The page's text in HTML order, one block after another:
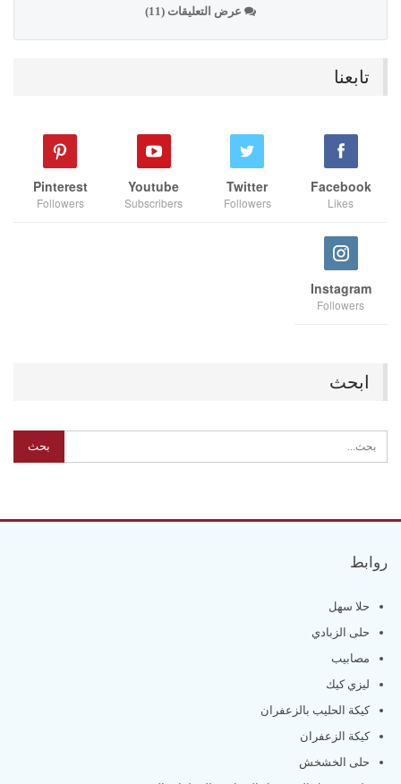
عرض التعليقات (11)
تابعنا
Facebook
Likes
Twitter
Followers
Youtube
Subscribers
Pinterest
Followers
Instagram
Followers
ابحث
روابط
حلا سهل
حلى الزبادي
مصابيب
ليزي كيك
كيكة الحليب بالزعفران
كيكة الزعفران
حلى الخشخش